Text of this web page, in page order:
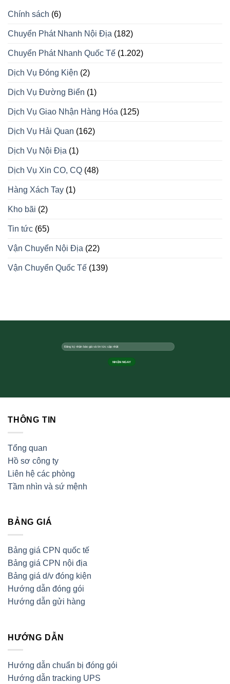
Chính sách (6)
Chuyển Phát Nhanh Nội Địa (182)
Chuyển Phát Nhanh Quốc Tế (1.202)
Dịch Vụ Đóng Kiện (2)
Dịch Vụ Đường Biển (1)
Dịch Vụ Giao Nhận Hàng Hóa (125)
Dịch Vụ Hải Quan (162)
Dịch Vụ Nội Địa (1)
Dịch Vụ Xin CO, CQ (48)
Hàng Xách Tay (1)
Kho bãi (2)
Tin tức (65)
Vận Chuyển Nội Địa (22)
Vận Chuyển Quốc Tế (139)
THÔNG TIN
Tổng quan
Hồ sơ công ty
Liên hệ các phòng
Tầm nhìn và sứ mệnh
BẢNG GIÁ
Bảng giá CPN quốc tế
Bảng giá CPN nội địa
Bảng giá d/v đóng kiện
Hướng dẫn đóng gói
Hướng dẫn gửi hàng
HƯỚNG DẪN
Hướng dẫn chuẩn bị đóng gói
Hướng dẫn tracking UPS